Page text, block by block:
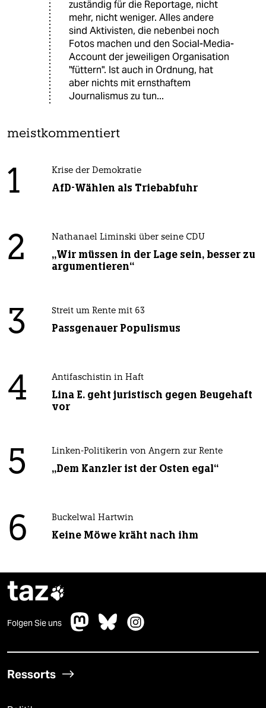
zuständig für die Reportage, nicht
mehr, nicht weniger. Alles andere
sind Aktivisten, die nebenbei noch
Fotos machen und den Social-Media-
Account der jeweiligen Organisation
"füttern". Ist auch in Ordnung, hat
aber nichts mit ernsthaftem
Journalismus zu tun...
meistkommentiert
1 Krise der Demokratie
AfD-Wählen als Triebabfuhr
2 Nathanael Liminski über seine CDU
„Wir müssen in der Lage sein, besser zu
argumentieren“
3 Streit um Rente mit 63
Passgenauer Populismus
4 Antifaschistin in Haft
Lina E. geht juristisch gegen Beugehaft
vor
5 Linken-Politikerin von Angern zur Rente
„Dem Kanzler ist der Osten egal“
6 Buckelwal Hartwin
Keine Möwe kräht nach ihm
taz
Folgen Sie uns
Ressorts